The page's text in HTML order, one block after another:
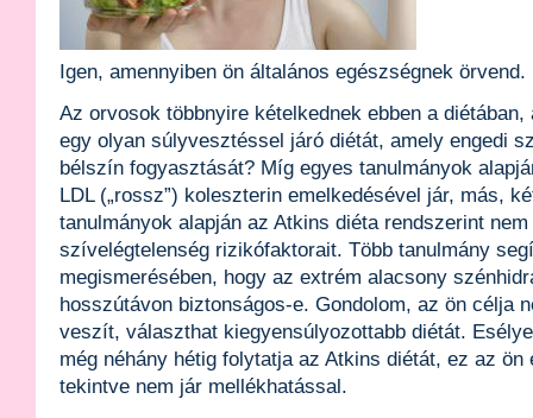
Igen, amennyiben ön általános egészségnek örvend.
Az orvosok többnyire kételkednek ebben a
egy olyan súlyvesztéssel járó diétát, amely engedi
bélszín fogyasztását? Míg egyes tanulmányok
LDL („rossz”) koleszterin emelkedésével jár, más,
tanulmányok alapján az Atkins diéta rendszerint
szívelégtelenség rizikófaktorait. Több tanulmány
megismerésében, hogy az extrém alacsony
hosszútávon biztonságos-e. Gondolom, az ön célja
veszít, választhat kiegyensúlyozottabb diétát.
még néhány hétig folytatja az Atkins diétát, ez az ön
tekintve nem jár mellékhatással.